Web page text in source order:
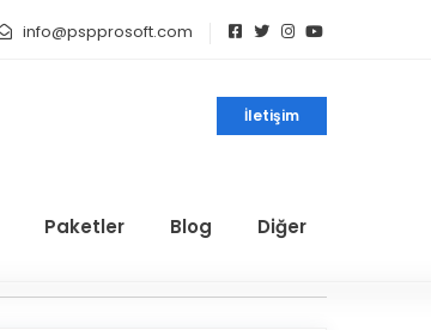
info@pspprosoft.com
İletişim
Paketler Blog Diğer